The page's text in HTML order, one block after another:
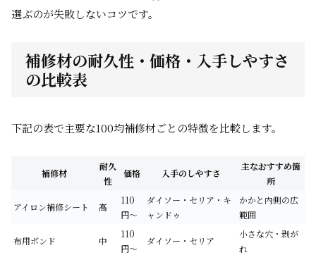
選ぶのが失敗しないコツです。
補修材の耐久性・価格・入手しやすさ
の比較表
下記の表で主要な100均補修材ごとの特徴を比較します。
補修材
耐久
性
価格 入手のしやすさ
主なおすすめ箇
所
アイロン補修シート 高
110
円～
ダイソー・セリア・キ
ャンドゥ
かかと内側の広
範囲
布用ボンド 中
110
円～
ダイソー・セリア
小さな穴・剥が
れ